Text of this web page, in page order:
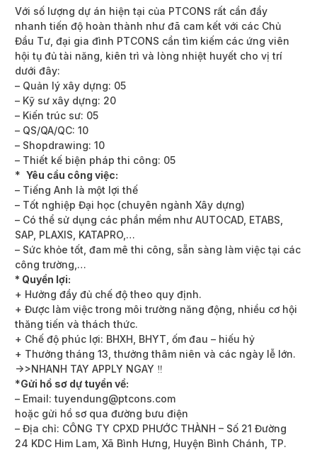
Với số lượng dự án hiện tại của PTCONS rất cần đẩy
nhanh tiến độ hoàn thành như đã cam kết với các Chủ
Đầu Tư, đại gia đình PTCONS cần tìm kiếm các ứng viên
hội tụ đủ tài năng, kiên trì và lòng nhiệt huyết cho vị trí
dưới đây:
– Quản lý xây dựng: 05
– Kỹ sư xây dựng: 20
– Kiến trúc sư: 05
– QS/QA/QC: 10
– Shopdrawing: 10
– Thiết kế biện pháp thi công: 05
*Yêu cầu công việc:
– Tiếng Anh là một lợi thế
– Tốt nghiệp Đại học (chuyên ngành Xây dựng)
– Có thể sử dụng các phần mềm như AUTOCAD, ETABS,
SAP, PLAXIS, KATAPRO,…
– Sức khỏe tốt, đam mê thi công, sẵn sàng làm việc tại các
công trường,…
* Quyền lợi:
+ Hưởng đầy đủ chế độ theo quy định.
+ Được làm việc trong môi trường năng động, nhiều cơ hội
thăng tiến và thách thức.
+ Chế độ phúc lợi: BHXH, BHYT, ốm đau – hiếu hỷ
+ Thưởng tháng 13, thưởng thâm niên và các ngày lễ lớn.
->>NHANH TAY APPLY NGAY ‼
*Gửi hồ sơ dự tuyển về:
– Email: tuyendung@ptcons.com
hoặc gửi hồ sơ qua đường bưu điện
– Địa chỉ: CÔNG TY CPXD PHƯỚC THÀNH – Số 21 Đường
24 KDC Him Lam, Xã Bình Hưng, Huyện Bình Chánh, TP.